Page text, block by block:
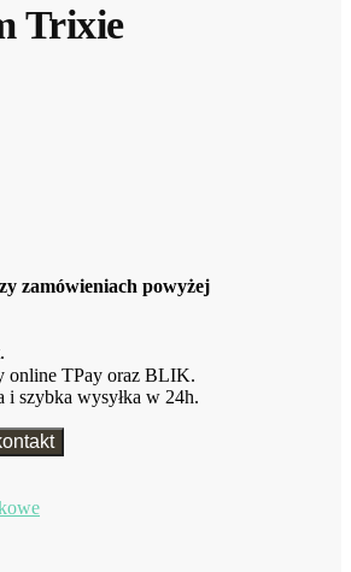
Trixie
zamówieniach powyżej
online TPay oraz BLIK.
i szybka wysyłka w 24h.